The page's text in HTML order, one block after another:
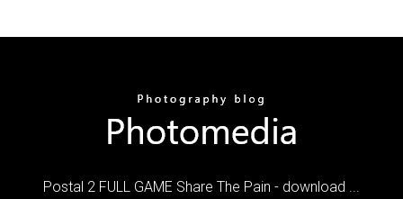
Postal 2 FULL GAME Share The Pain - download ...